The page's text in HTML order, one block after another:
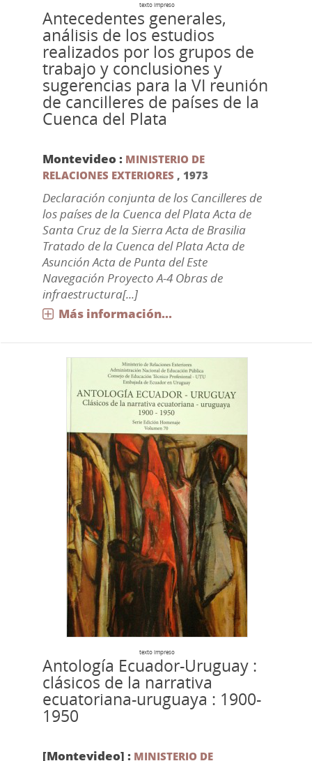
texto impreso
Antecedentes generales,
análisis de los estudios
realizados por los grupos de
trabajo y conclusiones y
sugerencias para la VI reunión
de cancilleres de países de la
Cuenca del Plata
Montevideo : MINISTERIO DE
RELACIONES EXTERIORES , 1973
Declaración conjunta de los Cancilleres de
los países de la Cuenca del Plata Acta de
Santa Cruz de la Sierra Acta de Brasilia
Tratado de la Cuenca del Plata Acta de
Asunción Acta de Punta del Este
Navegación Proyecto A-4 Obras de
infraestructura[...]
Más información...
texto impreso
Antología Ecuador-Uruguay :
clásicos de la narrativa
ecuatoriana-uruguaya : 1900-
1950
[Montevideo] : MINISTERIO DE